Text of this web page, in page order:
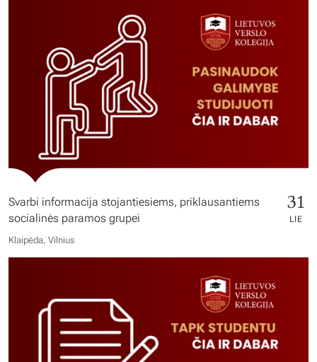
Svarbi informacija stojantiesiems, priklausantiems
socialinės paramos grupei
31
LIE
Klaipėda, Vilnius